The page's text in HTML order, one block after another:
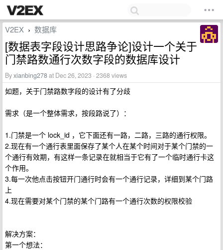
V2EX › 数据库
[数据表字段设计思路争论]设计一个关于
门禁路数通行次数字段的数据库设计
Byxianbing278at Dec 26, 2023 · 2368 views
如题，关于门禁路数字段的设计有了分歧
需求（是一个整体需求，按段路说了）：
1.门禁是一个 lock_id ，它下面还有一路，二路，三路的通行权限。
2.现在有一个通行表里面保存了某个人在某个时间对于某个门禁的一
个通行有效期，有这样一条记录在就相当于它有了一个临时通行卡这
个作用。
3.每一次他点击按钮开门通行时会有一个通行记录，详细到某个门路
上
4.现在需要对某个门禁的某个门路有一个通行次数的权限校验
解决方案：
第一个想法：